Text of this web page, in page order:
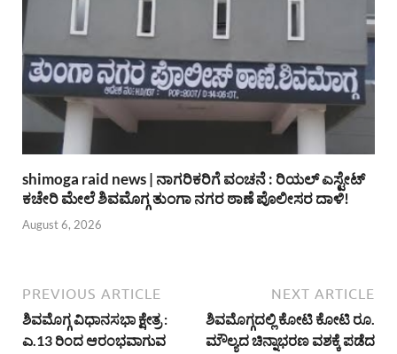
shimoga raid news | ನಾಗರಿಕರಿಗೆ ವಂಚನೆ : ರಿಯಲ್ ಎಸ್ಟೇಟ್
ಕಚೇರಿ ಮೇಲೆ ಶಿವಮೊಗ್ಗ ತುಂಗಾ ನಗರ ಠಾಣೆ ಪೊಲೀಸರ ದಾಳಿ!
August 6, 2026
PREVIOUS ARTICLE
ಶಿವಮೊಗ್ಗ ವಿಧಾನಸಭಾ ಕ್ಷೇತ್ರ :
ಎ.13 ರಿಂದ ಆರಂಭವಾಗುವ
NEXT ARTICLE
ಶಿವಮೊಗ್ಗದಲ್ಲಿ ಕೋಟಿ ಕೋಟಿ ರೂ.
ಮೌಲ್ಯದ ಚಿನ್ನಾಭರಣ ವಶಕ್ಕೆ ಪಡೆದ